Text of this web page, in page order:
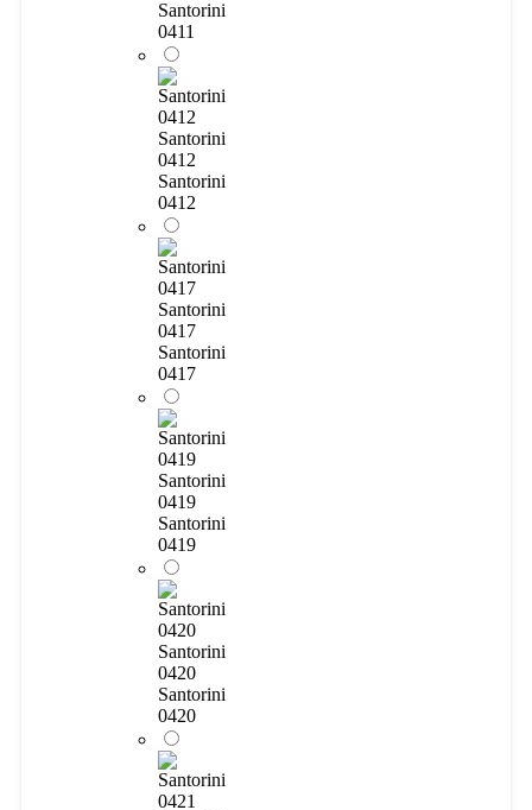
Santorini
0411
Santorini
0412
Santorini
0412
Santorini
0417
Santorini
0417
Santorini
0419
Santorini
0419
Santorini
0420
Santorini
0420